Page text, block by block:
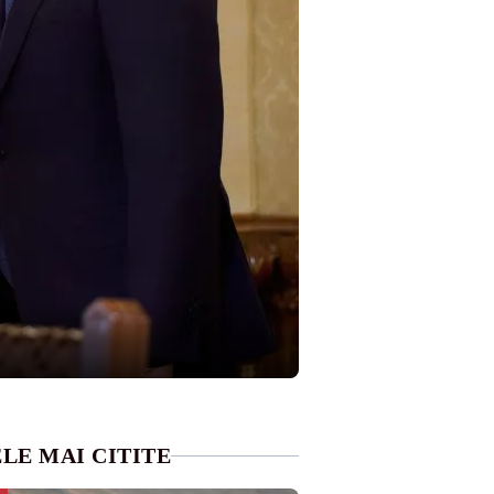
MAI CITITE